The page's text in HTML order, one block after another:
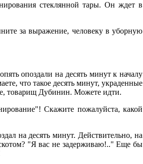
стеклянной тары. Он ждет в
за выражение, человеку в уборную
опоздали на десять минут к началу
что такое десять минут, украденные
товарищ Дубинин. Можете идти.
Скажите пожалуйста, какой
на десять минут. Действительно, на
"Я вас не задерживаю!.." Еще бы